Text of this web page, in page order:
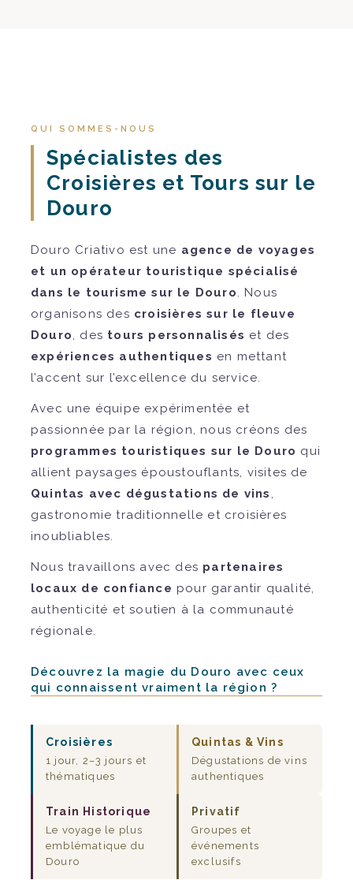
QUI SOMMES-NOUS
Spécialistes des
Croisières et Tours sur le
Douro
Douro Criativo est une agence de voyages
et un opérateur touristique spécialisé
dans le tourisme sur le Douro. Nous
organisons des croisières sur le fleuve
Douro, des tours personnalisés et des
expériences authentiques en mettant
l’accent sur l’excellence du service.
Avec une équipe expérimentée et
passionnée par la région, nous créons des
programmes touristiques sur le Douro qui
allient paysages époustouflants, visites de
Quintas avec dégustations de vins ,
gastronomie traditionnelle et croisières
inoubliables.
Nous travaillons avec des partenaires
locaux de confiance pour garantir qualité,
authenticité et soutien à la communauté
régionale.
Découvrez la magie du Douro avec ceux
qui connaissent vraiment la région ?
Croisières
1 jour, 2–3 jours et
thématiques
Quintas & Vins
Dégustations de vins
authentiques
Train Historique
Le voyage le plus
emblématique du
Douro
Privatif
Groupes et
événements
exclusifs